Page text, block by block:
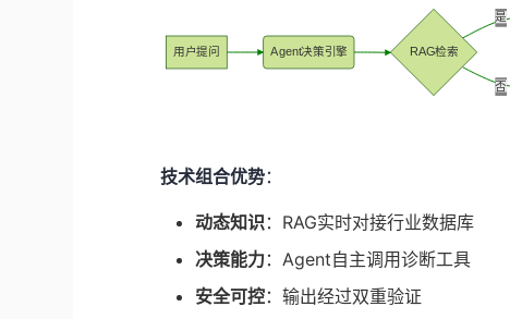
是
否
用户提问 Agent决策引擎 RAG检索?
技术组合优势：
动态知识：RAG实时对接行业数据库
决策能力：Agent自主调用诊断工具
安全可控：输出经过双重验证